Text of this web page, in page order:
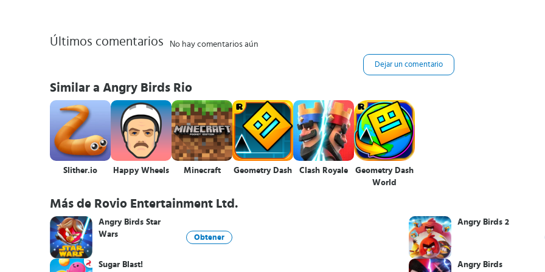
Últimos comentarios No hay comentarios aún
Dejar un comentario
Similar a Angry Birds Rio
Slither.io Happy Wheels Minecraft Geometry Dash Clash Royale
Geometry Dash
World
Más de Rovio Entertainment Ltd.
Angry Birds Star
Wars
Obtener
Sugar Blast!
Angry Birds 2
Angry Birds